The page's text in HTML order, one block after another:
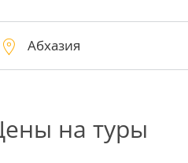
на туры